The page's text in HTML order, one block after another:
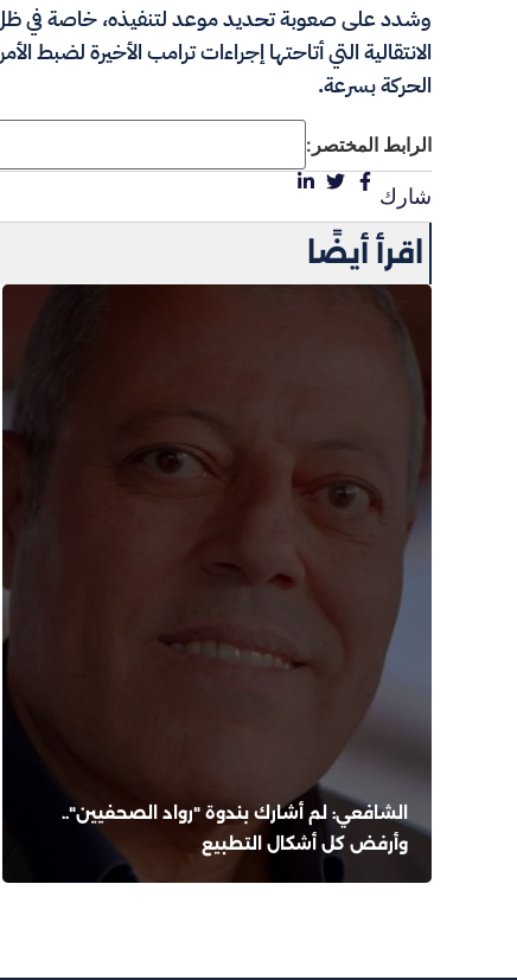
وشدد على صعوبة تحديد موعد لتنفيذه، خاصة في
الانتقالية التي أتاحتها إجراءات ترامب الأخيرة
الحركة بسرعة.
الرابط المختصر:
شارك
اقرأ أيضًا
الشافعي: لم أشارك بندوة "رواد الصحفيين"..
وأرفض كل أشكال التطبيع